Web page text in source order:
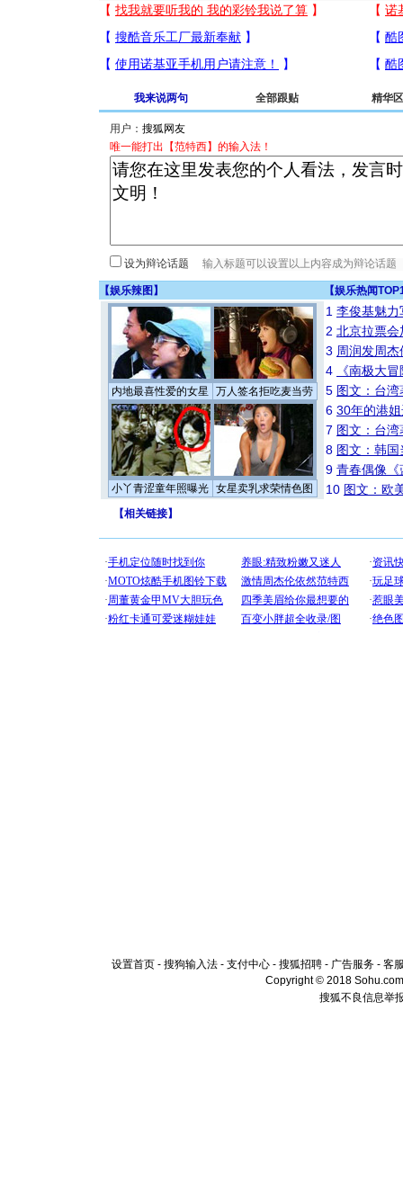
我来说两句 全部跟贴 精华区
用户：
唯一能打出【范特西】的输入法！
设为辩论话题
【娱乐辣图 】 【娱乐热闻
内地最喜性爱的女星 万人签名拒吃麦当劳
小丫青涩童年照曝光 女星卖乳求荣情色图
1 李俊基魅力
2 北京拉票
3 周润发周
4
《南极大
5 图文：台
6 30年的港
7 图文：台
8 图文：韩
9 青春偶像《
10 图文：欧
【相关链接】
设置首页 - 搜狗输入法 - 支付中心 - 搜狐招聘 - 广告服务 - 客
Copyright © 2018
搜狐不良信息举